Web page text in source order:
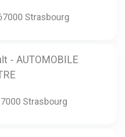
Strasbourg
- AUTOMOBILE
Strasbourg